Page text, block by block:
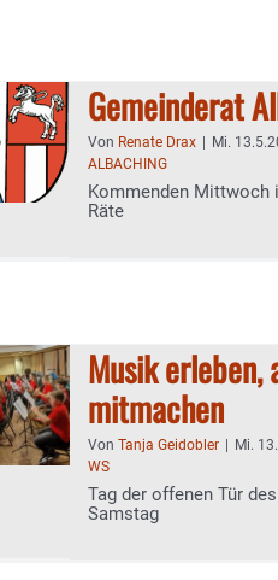
Gemeinderat
Von Renate Drax Mi.
ALBACHING
Kommenden Mittwoch
Räte
Musik erleben,
mitmachen
Von Tanja Geidobler Mi.
WS
Tag der offenen Tür
Samstag